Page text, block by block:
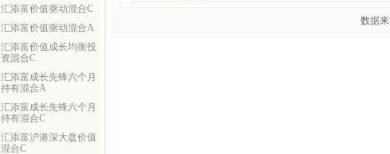
汇添富价值驱动混合C
汇添富价值驱动混合A
汇添富价值成长均衡投
资混合C
汇添富成长先锋六个月
持有混合A
汇添富成长先锋六个月
持有混合C
汇添富沪港深大盘价值
混合C
数据